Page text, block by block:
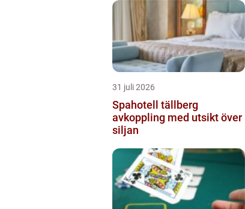
31 juli 2026
Spahotell tällberg
avkoppling med utsikt över
siljan